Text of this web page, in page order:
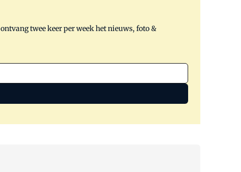
twee keer per week het nieuws, foto &